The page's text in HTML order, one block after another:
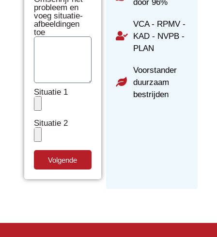
probleem en
voeg situatie-
afbeeldingen
toe
Situatie 1
Situatie 2
Volgende
door 96%
VCA - RPMV -
KAD - NVPB -
PLAN
Voorstander
duurzaam
bestrijden